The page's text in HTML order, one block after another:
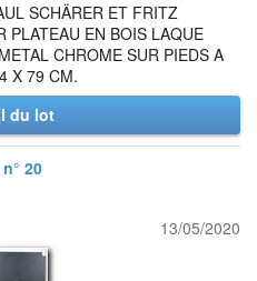
SCHÄRER ET FRITZ
PLATEAU EN BOIS LAQUE
CHROME SUR PIEDS A
X 79 CM.
du lot
20
13/05/2020